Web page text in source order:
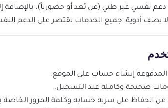
نفسي غير طبي (عن بُعد أو حضورياً)، بالإضافة
يصف أدوية. جميع الخدمات تقتصر على الدعم
إنشاء حساب على الموقع.
صحيحة وكاملة عند التسجيل.
الحفاظ على سرية حسابه وكلمة المرور الخاصة